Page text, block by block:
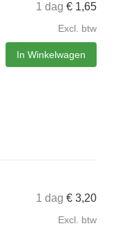
1 dag € 1,65
Excl. btw
In Winkelwagen
1 dag € 3,20
Excl. btw